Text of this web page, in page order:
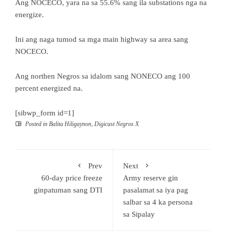
Ang NOCECO, yara na sa 55.6% sang ila substations nga na
energize.
Ini ang naga tumod sa mga main highway sa area sang
NOCECO.
Ang northen Negros sa idalom sang NONECO ang 100
percent energized na.
[sibwp_form id=1]
Posted in Balita Hiligaynon Digicast Negros X
Prev
60-day price freeze
ginpatuman sang DTI
Next
Army reserve gin
pasalamat sa iya pag
salbar sa 4 ka persona
sa Sipalay